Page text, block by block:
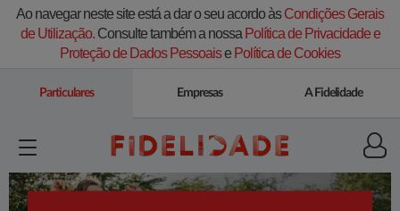
Ao navegar neste site está a dar o seu acordo àsCondições Gerais
de Utilização.Consulte também a nossa Política de Privacidade e
Proteção de Dados Pessoaise Política de Cookies
Particulares Empresas A Fidelidade